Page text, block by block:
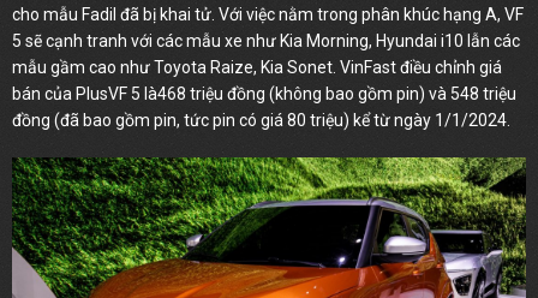
cho mẫu Fadil đã bị khai tử. Với việc nằm trong phân khúc hạng A, VF
5 sẽ cạnh tranh với các mẫu xe như Kia Morning, Hyundai i10 lẫn các
mẫu gầm cao như Toyota Raize, Kia Sonet. VinFast điều chỉnh giá
bán của PlusVF 5 là468 triệu đồng (không bao gồm pin) và 548 triệu
đồng (đã bao gồm pin, tức pin có giá 80 triệu) kể từ ngày 1/1/2024.